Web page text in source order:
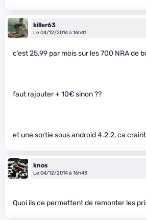
killer63
Le 04/12/2014 à 16h41
c’est 25.99 par mois sur les 700 NRA de
faut rajouter + 10€ sinon ??
et une sortie sous android 4.2.2, ca
knos
Le 04/12/2014 à 16h43
Quoi ils ce permettent de remonter les